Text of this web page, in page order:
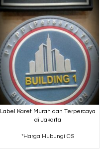
Label Karet Murah dan Terpercaya
di Jakarta
*Harga Hubungi CS